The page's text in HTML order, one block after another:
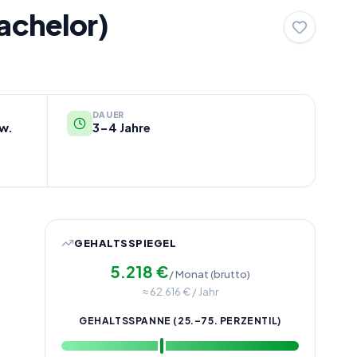
DAUER
3-4 Jahre
GEHALTSSPIEGEL
5.218 €/ Monat (brutto)
≈62.616€ / Jahr
GEHALTSSPANNE (25.–75. PERZENTIL)